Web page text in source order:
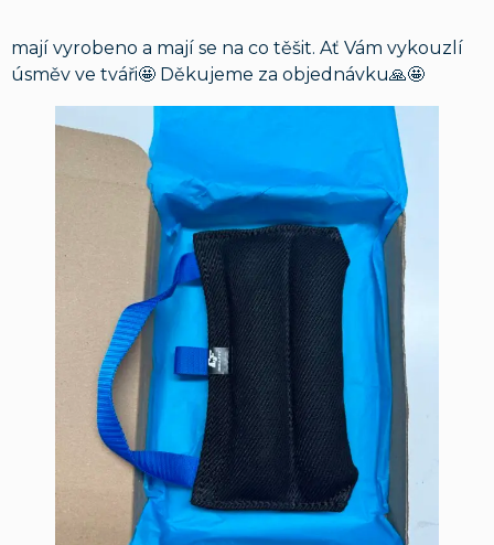
mají vyrobeno a mají se na co těšit. Ať Vám vykouzlí
úsměv ve tváři🤩 Děkujeme za objednávku🙏🤩